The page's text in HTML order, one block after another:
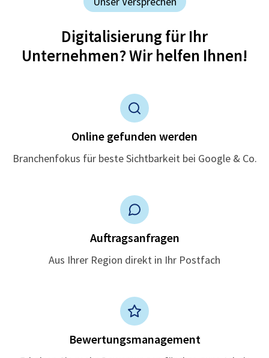
Digitalisierung für Ihr
Unternehmen? Wir helfen Ihnen!
Online gefunden werden
Branchenfokus für beste Sichtbarkeit bei Google & Co.
Auftragsanfragen
Aus Ihrer Region direkt in Ihr Postfach
Bewertungsmanagement